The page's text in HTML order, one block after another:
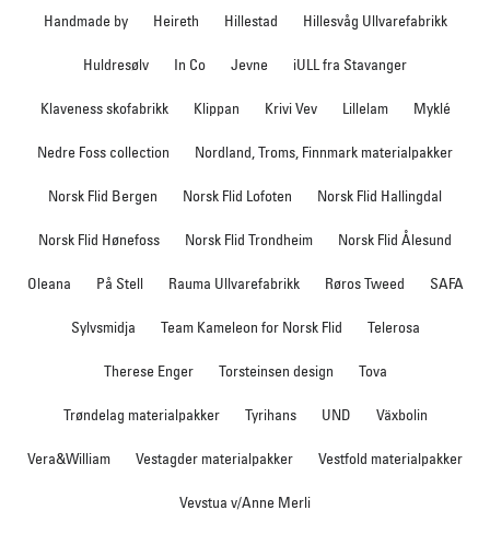
Handmade by Heireth Hillestad Hillesvåg Ullvarefabrikk
Huldresølv In Co Jevne iULL fra Stavanger
Klaveness skofabrikk Klippan Krivi Vev Lillelam Myklé
Nedre Foss collection Nordland, Troms, Finnmark materialpakker
Norsk Flid Bergen Norsk Flid Lofoten Norsk Flid Hallingdal
Norsk Flid Hønefoss Norsk Flid Trondheim Norsk Flid Ålesund
Oleana På Stell Rauma Ullvarefabrikk Røros Tweed SAFA
Sylvsmidja Team Kameleon for Norsk Flid Telerosa
Therese Enger Torsteinsen design Tova
Trøndelag materialpakker Tyrihans UND Växbolin
Vera&William Vestagder materialpakker Vestfold materialpakker
Vevstua v/Anne Merli